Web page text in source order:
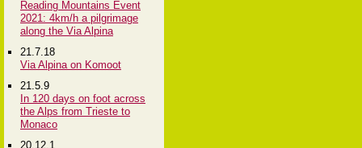
Reading Mountains Event
2021: 4km/h a pilgrimage
along the Via Alpina
21.7.18
Via Alpina on Komoot
21.5.9
In 120 days on foot across
the Alps from Trieste to
Monaco
20.12.1